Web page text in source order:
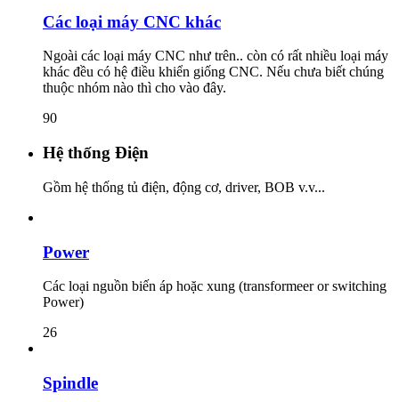
Các loại máy CNC khác
Ngoài các loại máy CNC như trên.. còn có rất nhiều loại máy
khác đều có hệ điều khiển giống CNC. Nếu chưa biết chúng
thuộc nhóm nào thì cho vào đây.
90
Hệ thống Điện
Gồm hệ thống tủ điện, động cơ, driver, BOB v.v...
Power
Các loại nguồn biến áp hoặc xung (transformeer or switching
Power)
26
Spindle